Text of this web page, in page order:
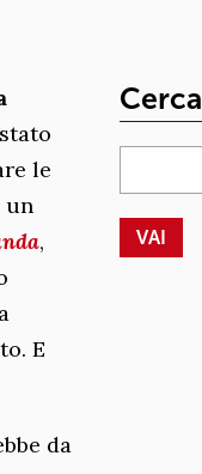
le
un
,
E
da
Cerca